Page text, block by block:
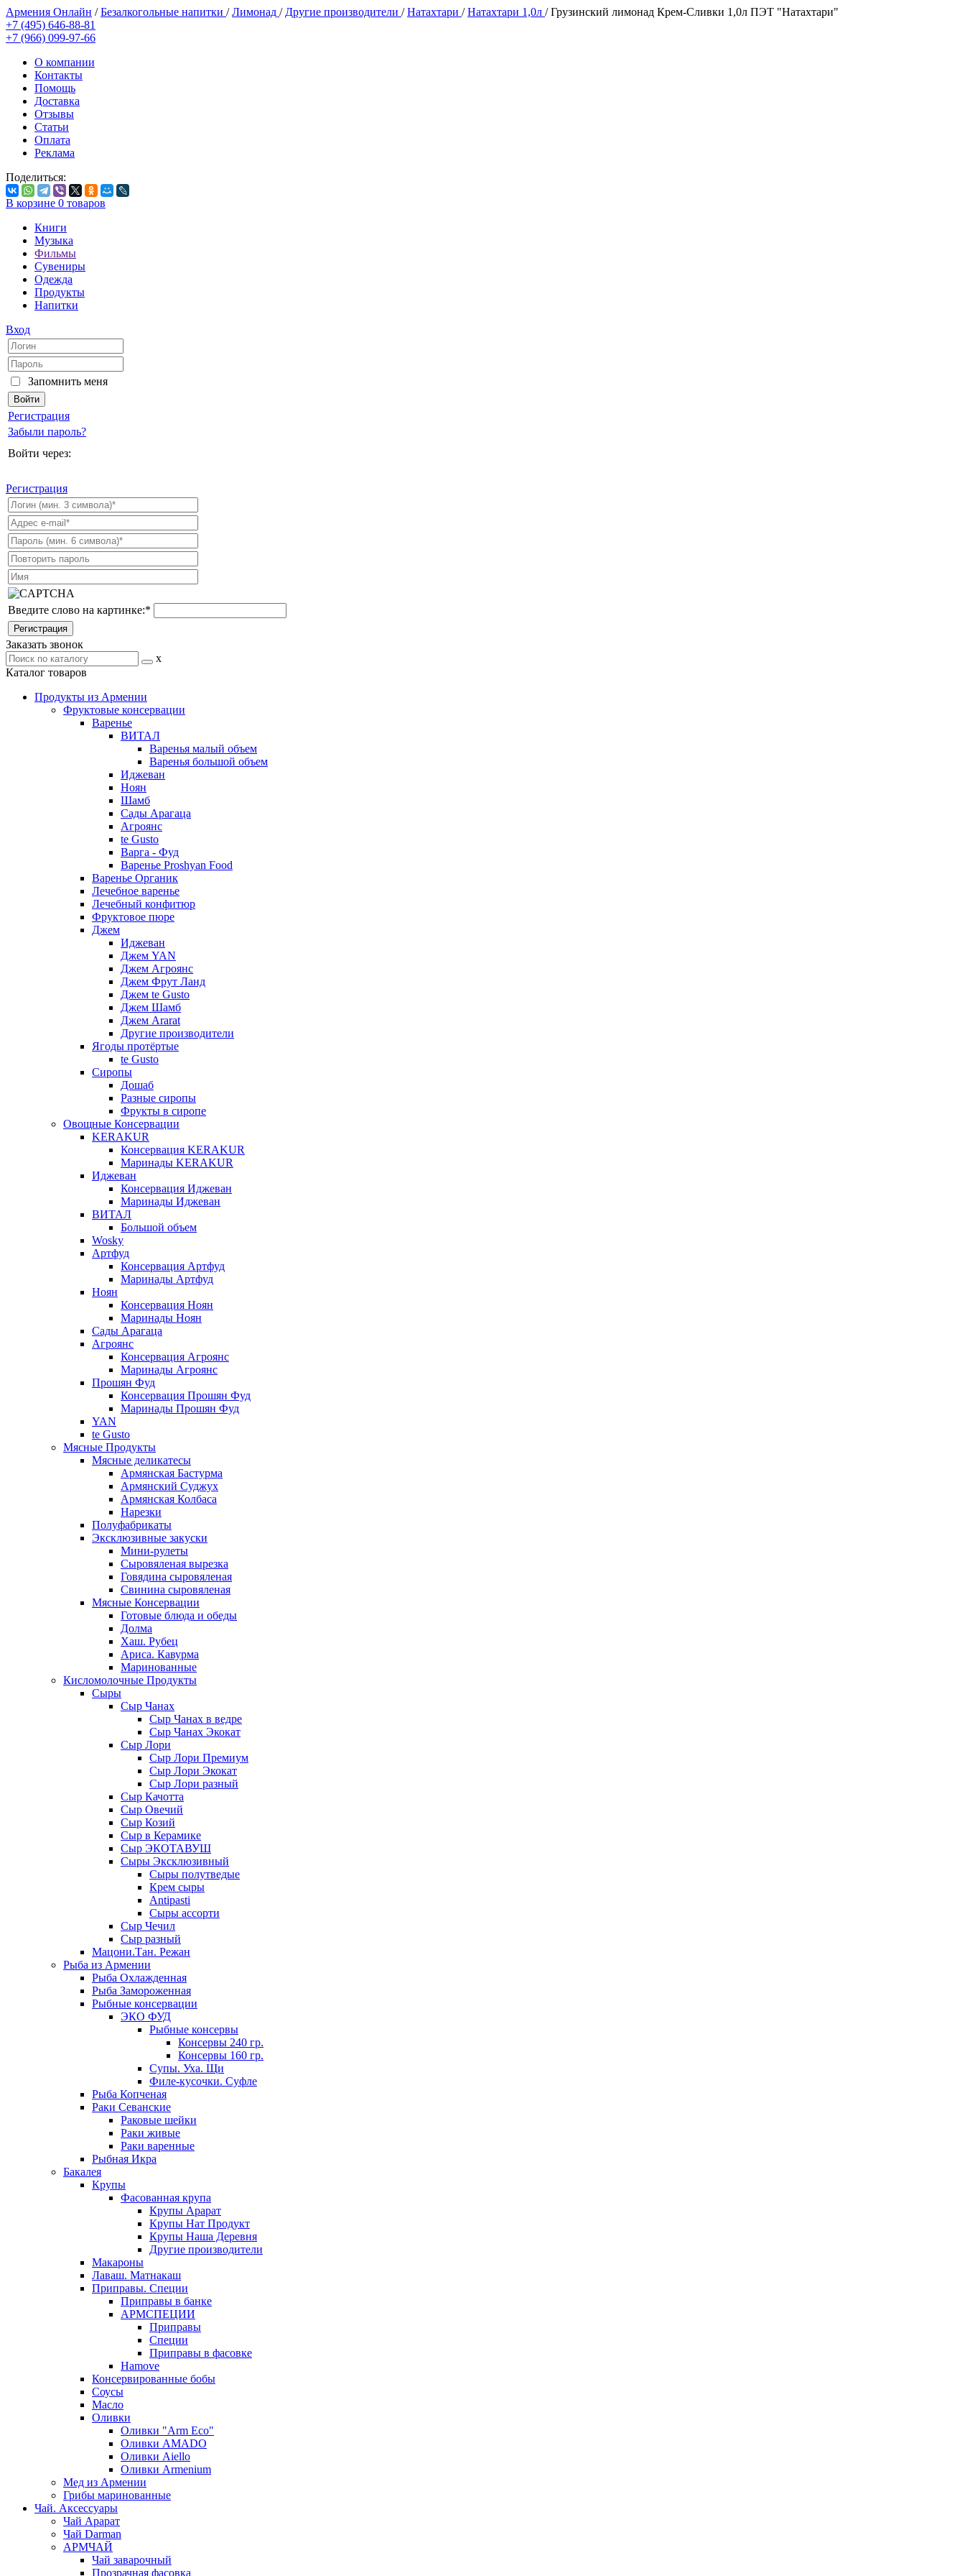
Армения Онлайн /Безалкогольные напитки /Лимонад / Другие производители /Натахтари /Натахтари 1,0л /Грузинский лимонад Крем-Сливки 1,0л ПЭТ "Натахтари"
+7 (495) 646-88-81
+7 (966) 099-97-66
О компании
Контакты
Помощь
Доставка
Отзывы
Статьи
Оплата
Реклама
Поделиться:
В корзине 0 товаров
Книги
Музыка
Фильмы
Сувениры
Одежда
Продукты
Напитки
Вход
Запомнить меня
Регистрация
Забыли пароль?
Войти через:
Регистрация
Введите слово на картинке:*
Заказать звонок
x
Каталог товаров
Продукты из Армении
Фруктовые консервации
Варенье
ВИТАЛ
Варенья малый объем
Варенья большой объем
Иджеван
Ноян
Шамб
Сады Арагаца
Агроянс
te Gusto
Варга - Фуд
Варенье Proshyan Food
Варенье Органик
Лечебное варенье
Лечебный конфитюр
Фруктовое пюре
Джем
Иджеван
Джем YAN
Джем Агроянс
Джем Фрут Ланд
Джем te Gusto
Джем Шамб
Джем Ararat
Другие производители
Ягоды протёртые
te Gusto
Сиропы
Дошаб
Разные сиропы
Фрукты в сиропе
Овощные Консервации
KERAKUR
Консервация KERAKUR
Маринады KERAKUR
Иджеван
Консервация Иджеван
Маринады Иджеван
ВИТАЛ
Большой объем
Wosky
Артфуд
Консервация Артфуд
Маринады Артфуд
Ноян
Консервация Ноян
Маринады Ноян
Сады Арагаца
Агроянс
Консервация Агроянс
Маринады Агроянс
Прошян Фуд
Консервация Прошян Фуд
Маринады Прошян Фуд
YAN
te Gusto
Мясные Продукты
Мясные деликатесы
Армянская Бастурма
Армянский Суджух
Армянская Колбаса
Нарезки
Полуфабрикаты
Эксклюзивные закуски
Мини-рулеты
Сыровяленая вырезка
Говядина сыровяленая
Свинина сыровяленая
Мясные Консервации
Готовые блюда и обеды
Долма
Хаш. Рубец
Ариса. Кавурма
Маринованные
Кисломолочные Продукты
Сыры
Сыр Чанах
Сыр Чанах в ведре
Сыр Чанах Экокат
Сыр Лори
Сыр Лори Премиум
Сыр Лори Экокат
Сыр Лори разный
Сыр Качотта
Сыр Овечий
Сыр Козий
Сыр в Керамике
Сыр ЭКОТАВУШ
Сыры Эксклюзивный
Сыры полутведые
Крем сыры
Antipasti
Сыры ассорти
Сыр Чечил
Сыр разный
Мацони.Тан. Режан
Рыба из Армении
Рыба Охлажденная
Рыба Замороженная
Рыбные консервации
ЭКО ФУД
Рыбные консервы
Консервы 240 гр.
Консервы 160 гр.
Супы. Уха. Щи
Филе-кусочки. Суфле
Рыба Копченая
Раки Севанские
Раковые шейки
Раки живые
Раки варенные
Рыбная Икра
Бакалея
Крупы
Фасованная крупа
Крупы Арарат
Крупы Нат Продукт
Крупы Наша Деревня
Другие производители
Макароны
Лаваш. Матнакаш
Приправы. Специи
Приправы в банке
АРМСПЕЦИИ
Приправы
Специи
Приправы в фасовке
Hamove
Консервированные бобы
Соусы
Масло
Оливки
Оливки "Arm Eco"
Оливки AMADO
Оливки Aiello
Оливки Armenium
Мед из Армении
Грибы маринованные
Чай. Аксессуары
Чай Арарат
Чай Darman
АРМЧАЙ
Чай заварочный
Прозрачная фасовка